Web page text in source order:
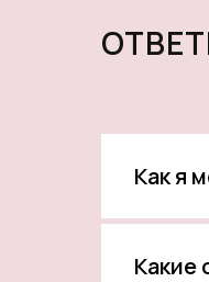
Как я
Какие